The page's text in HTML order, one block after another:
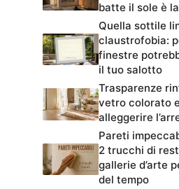
batte il sole è
Quella sottile
claustrofobia:
finestre
il tuo salotto
Trasparenze
vetro colorato
alleggerire
Pareti
2 trucchi di
gallerie d’arte
del tempo